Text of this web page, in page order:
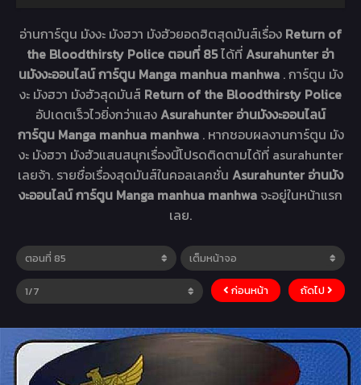
อ่านการ์ตูน มังงะ มังฮวา มังฮัวยอดฮิตสุดมันส์เรื่อง Return of
the Bloodthirsty Police ตอนที่ 85ได้ที่Asurahunter อ่า
นมังงะออนไลน์ การ์ตูน Manga manhua manhwa . การ์ตูน มัง
งะ มังฮวา มังฮัวสุดมันส์ Return of the Bloodthirsty Police
อัปเดตเร็วไวยิ่งกว่าแสงAsurahunter อ่านมังงะออนไลน์
การ์ตูน Manga manhua manhwa . หากชอบผลงานการ์ตูน มัง
งะ มังฮวา มังฮัวแสนสนุกเรื่องนี้โปรดติดตามได้ที่ asurahunter
เลยจ้า. รายชื่อเรื่องสุดมันส์ในคอลเลคชั่น Asurahunter อ่านมัง
งะออนไลน์ การ์ตูน Manga manhua manhwa จะอยู่ในหน้าแรก
เลย.
ก่อนหน้า ถัดไป